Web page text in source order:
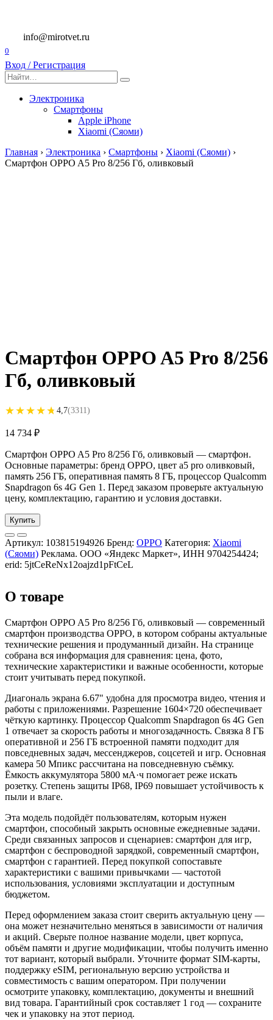
содержанию
info@mirotvet.ru
0
Вход / Регистрация
Search
for:
Электроника
Смартфоны
Apple iPhone
Xiaomi (Сяоми)
Главная › Электроника › Смартфоны › Xiaomi (Сяоми) ›
Смартфон OPPO A5 Pro 8/256 Гб, оливковый
Смартфон OPPO A5 Pro 8/256
Гб, оливковый
★★★★★
★★★★★ 4,7(3311)
14 734 ₽
Смартфон OPPO A5 Pro 8/256 Гб, оливковый — смартфон.
Основные параметры: бренд OPPO, цвет a5 pro оливковый,
память 256 ГБ, оперативная память 8 ГБ, процессор Qualcomm
Snapdragon 6s 4G Gen 1. Перед заказом проверьте актуальную
цену, комплектацию, гарантию и условия доставки.
Купить
Артикул: 103815194926 Бренд: OPPO Категория: Xiaomi
(Сяоми) Реклама. ООО «Яндекс Маркет», ИНН 9704254424;
erid: 5jtCeReNx12oajzd1pFtCeL
О товаре
Смартфон OPPO A5 Pro 8/256 Гб, оливковый — современный
смартфон производства OPPO, в котором собраны актуальные
технические решения и продуманный дизайн. На странице
собрана вся информация для сравнения: цена, фото,
технические характеристики и важные особенности, которые
стоит учитывать перед покупкой.
Диагональ экрана 6.67" удобна для просмотра видео, чтения и
работы с приложениями. Разрешение 1604×720 обеспечивает
чёткую картинку. Процессор Qualcomm Snapdragon 6s 4G Gen
1 отвечает за скорость работы и многозадачность. Связка 8 ГБ
оперативной и 256 ГБ встроенной памяти подходит для
повседневных задач, мессенджеров, соцсетей и игр. Основная
камера 50 Мпикс рассчитана на повседневную съёмку.
Ёмкость аккумулятора 5800 мА·ч помогает реже искать
розетку. Степень защиты IP68, IP69 повышает устойчивость к
пыли и влаге.
Эта модель подойдёт пользователям, которым нужен
смартфон, способный закрыть основные ежедневные задачи.
Среди связанных запросов и сценариев: смартфон для игр,
смартфон с беспроводной зарядкой, современный смартфон,
смартфон с гарантией. Перед покупкой сопоставьте
характеристики с вашими привычками — частотой
использования, условиями эксплуатации и доступным
бюджетом.
Перед оформлением заказа стоит сверить актуальную цену —
она может незначительно меняться в зависимости от наличия
и акций. Сверьте полное название модели, цвет корпуса,
объём памяти и другие модификации, чтобы получить именно
тот вариант, который выбрали. Уточните формат SIM-карты,
поддержку eSIM, региональную версию устройства и
совместимость с вашим оператором. При получении
осмотрите упаковку, комплектацию, документы и внешний
вид товара. Гарантийный срок составляет 1 год — сохраните
чек и упаковку на этот период.